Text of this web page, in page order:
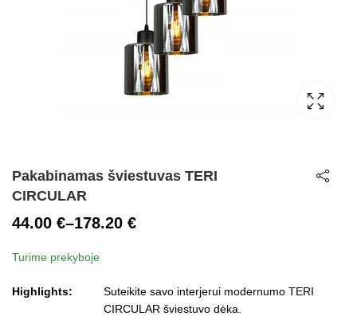
Pakabinamas šviestuvas TERI
CIRCULAR
44.00 €–178.20 €
Price
range:
44.00 €
Turime prekyboje
Highlights:
Suteikite savo interjerui modernumo TERI
CIRCULAR šviestuvo dėka.